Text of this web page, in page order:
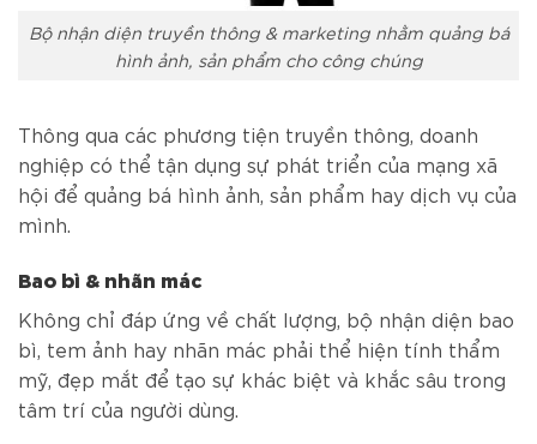
Bộ nhận diện truyền thông & marketing nhằm quảng bá
hình ảnh, sản phẩm cho công chúng
Thông qua các phương tiện truyền thông, doanh
nghiệp có thể tận dụng sự phát triển của mạng xã
hội để quảng bá hình ảnh, sản phẩm hay dịch vụ của
mình.
Bao bì & nhãn mác
Không chỉ đáp ứng về chất lượng, bộ nhận diện bao
bì, tem ảnh hay nhãn mác phải thể hiện tính thẩm
mỹ, đẹp mắt để tạo sự khác biệt và khắc sâu trong
tâm trí của người dùng.